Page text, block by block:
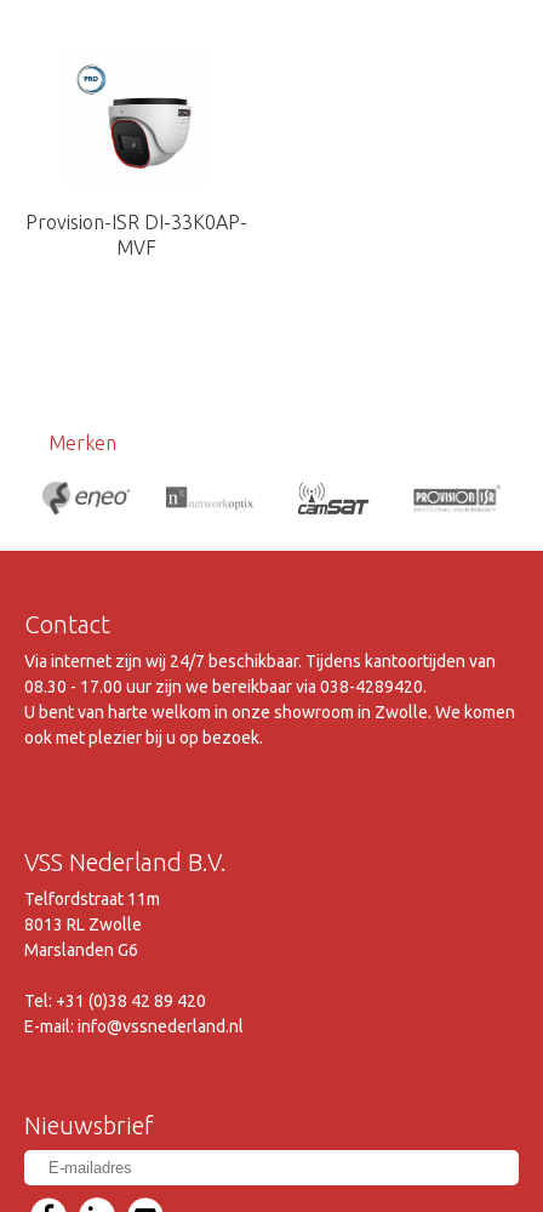
Provision-ISR DI-33K0AP-
MVF
Merken
Contact
Via internet zijn wij 24/7 beschikbaar. Tijdens kantoortijden van
08.30 - 17.00 uur zijn we bereikbaar via 038-4289420.
U bent van harte welkom in onze showroom in Zwolle. We komen
ook met plezier bij u op bezoek.
VSS Nederland B.V.
Telfordstraat 11m
8013 RL Zwolle
Marslanden G6
Tel: +31 (0)38 42 89 420
E-mail: info@vssnederland.nl
Nieuwsbrief